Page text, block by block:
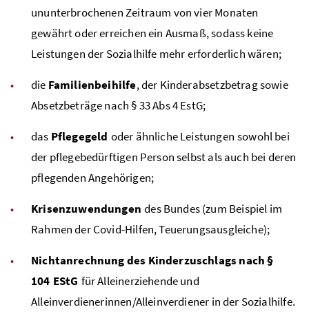
ununterbrochenen Zeitraum von vier Monaten
gewährt oder erreichen ein Ausmaß, sodass keine
Leistungen der Sozialhilfe mehr erforderlich wären;
die Familienbeihilfe, der Kinderabsetzbetrag sowie
Absetzbeträge nach § 33 Abs 4 EstG;
das Pflegegeld oder ähnliche Leistungen sowohl bei
der pflegebedürftigen Person selbst als auch bei deren
pflegenden Angehörigen;
Krisenzuwendungendes Bundes (zum Beispiel im
Rahmen der Covid-Hilfen, Teuerungsausgleiche);
Nichtanrechnung des Kinderzuschlags nach §
104 EStG für Alleinerziehende und
Alleinverdienerinnen/Alleinverdiener in der Sozialhilfe.